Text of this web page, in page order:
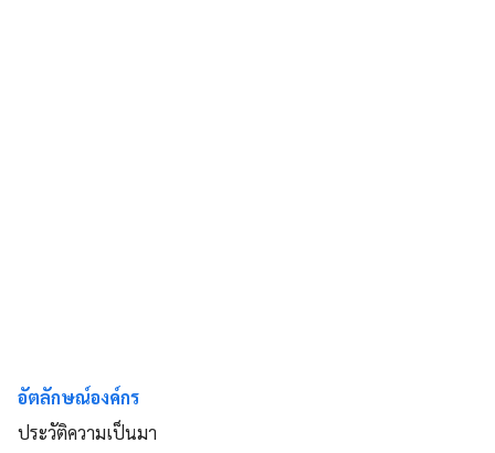
อัตลักษณ์องค์กร
ประวัติความเป็นมา